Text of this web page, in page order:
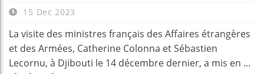
15 Dec 2023
La visite des ministres français des Affaires étrangères
et des Armées, Catherine Colonna et Sébastien
Lecornu, à Djibouti le 14 décembre dernier, a mis en ...